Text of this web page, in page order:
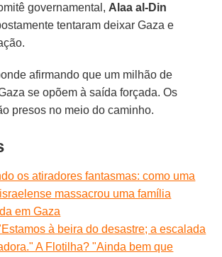
governamental, Alaa al-Din
tentaram deixar Gaza e
afirmando que um milhão de
se opõem à saída forçada. Os
presos no meio do caminho.
os atiradores fantasmas: como uma
massacrou uma família
em Gaza
à beira do desastre; a escalada
A Flotilha? "Ainda bem que